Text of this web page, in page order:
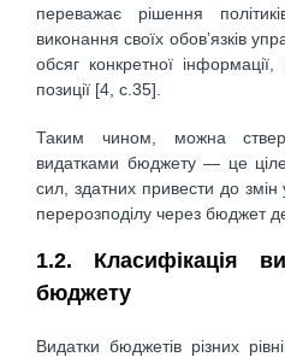
переважає рішення
виконання своїх обов’язків
обсяг конкретної
позиції [4, с.35].
Таким чином, можна
видатками бюджету — це
сил, здатних привести до змін
перерозподілу через бюджет
1.2. Класифікація
бюджету
Видатки бюджетів різних